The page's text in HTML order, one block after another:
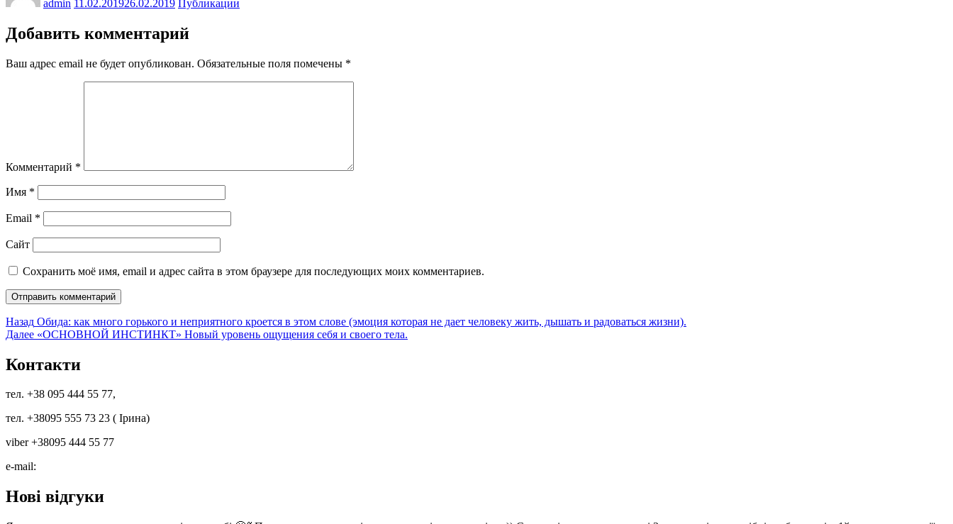
admin 11.02.201926.02.2019 Публикации
Добавить комментарий
Ваш адрес email не будет опубликован. Обязательные поля помечены *
Комментарий *
Имя *
Email *
Сайт
Сохранить моё имя, email и адрес сайта в этом браузере для последующих моих комментариев.
Навигация
по
записям
Назад Предыдущая
запись:
Обида: как много горького и неприятного кроется в этом слове (эмоция которая не дает человеку жить, дышать и радоваться жизни).
Далее Следующая
«ОСНОВНОЙ ИНСТИНКТ» Новый уровень ощущения себя и своего тела.
Контакти
тел. +38 095 444 55 77,
тел. +38095 555 73 23 ( Ірина)
viber +38095 444 55 77
e-mail:
Нові відгуки